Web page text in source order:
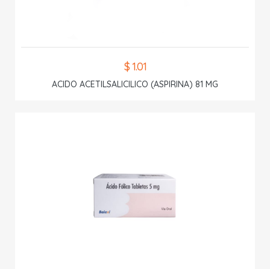
$ 1.01
ACIDO ACETILSALICILICO (ASPIRINA) 81 MG